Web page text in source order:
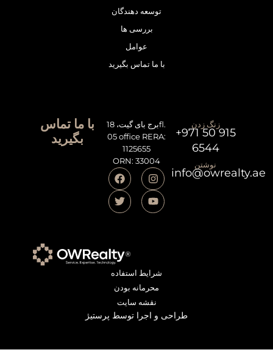
توسعه دهندگان
بررسی ها
عوامل
با ما تماس بگیرید
با ما تماس
بگیرید
برج بای گیت، 18fl.
05 office RERA:
1125655
ORN: 33004
زنگ زدن
+971 50 915
6544
نوشتن
info@owrealty.ae
شرایط استفاده
محرمانه بودن
نقشه سایت
طراحی و اجرا توسط پرستیژ